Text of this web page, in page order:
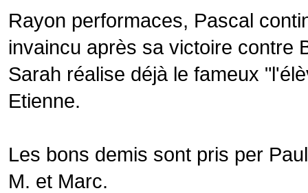
Rayon performaces, Pascal
invaincu après sa victoire contre
Sarah réalise déjà le fameux
Etienne.
Les bons demis sont pris per
M. et Marc.